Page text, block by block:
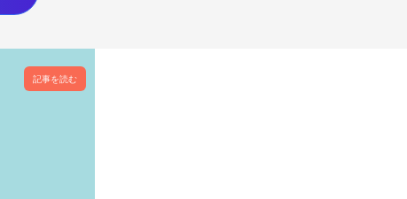
記事を読む